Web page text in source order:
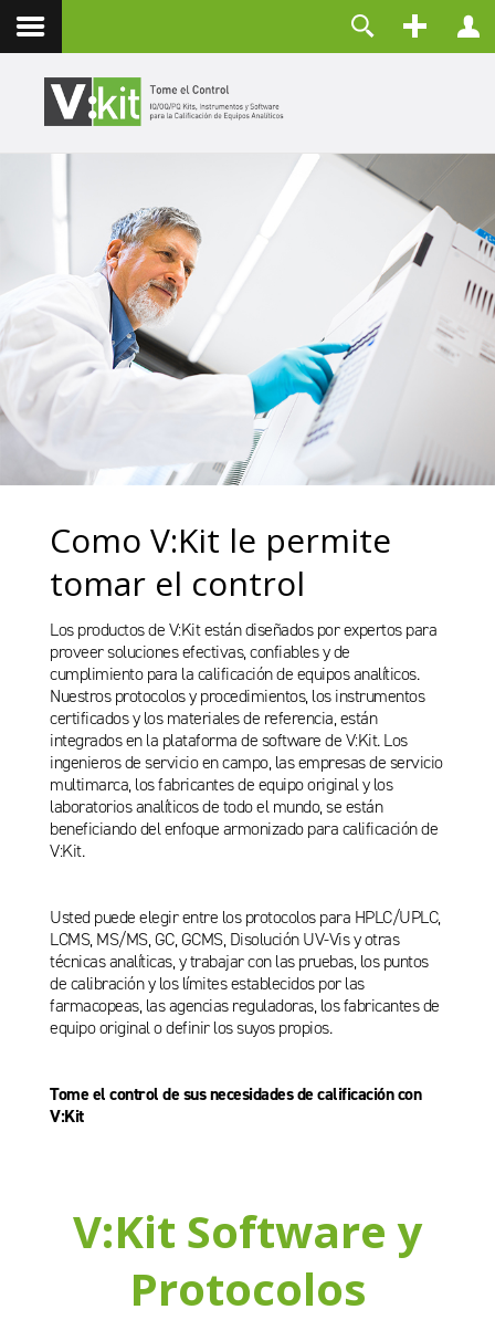
Contacto
Contraseña
Recuérdeme
Como V:Kit le permite
tomar el control
Los productos de V:Kit están diseñados por expertos para
proveer soluciones efectivas, confiables y de
cumplimiento para la calificación de equipos analíticos.
Nuestros protocolos y procedimientos, los instrumentos
certificados y los materiales de referencia, están
integrados en la plataforma de software de V:Kit. Los
ingenieros de servicio en campo, las empresas de servicio
multimarca, los fabricantes de equipo original y los
laboratorios analíticos de todo el mundo, se están
beneficiando del enfoque armonizado para calificación de
V:Kit.
Usted puede elegir entre los protocolos para HPLC/UPLC,
LCMS, MS/MS, GC, GCMS, Disolución UV-Vis y otras
técnicas analíticas, y trabajar con las pruebas, los puntos
de calibración y los límites establecidos por las
farmacopeas, las agencias reguladoras, los fabricantes de
equipo original o definir los suyos propios.
Tome el control de sus necesidades de calificación con
V:Kit
V:Kit Software y
Protocolos